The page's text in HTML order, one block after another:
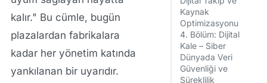
Kaynak
Optimizasyonu
4. Bölüm: Dijital
Kale – Siber
Dünyada Veri
Güvenliği ve
Süreklilik
kalır." Bu cümle, bugün
plazalardan fabrikalara
kadar her yönetim katında
yankılanan bir uyarıdır.